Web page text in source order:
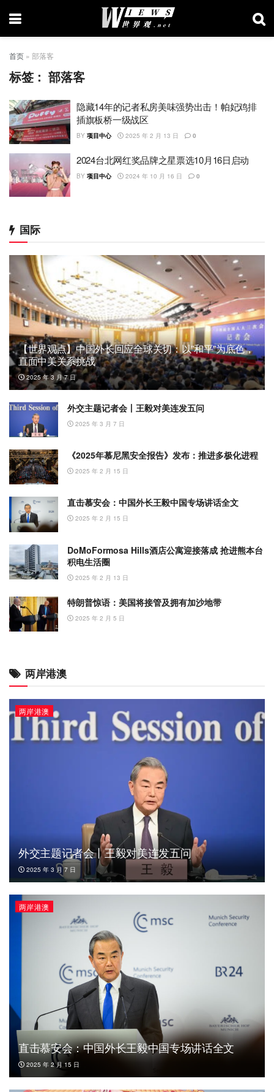
首页 » 部落客
标签：部落客
隐藏14年的记者私房美味强势出击！帕妃鸡排
插旗板桥一级战区
BY 项目中心 2025 年 2 月 13 日 0
2024台北网红奖品牌之星票选10月16日启动
BY 项目中心 2024 年 10 月 16 日 0
国际
【世界观点】中国外长回应全球关切：以”和平”为底色，
直面中美关系挑战
2025 年 3 月 7 日
外交主题记者会丨王毅对美连发五问
2025 年 3 月 7 日
《2025年慕尼黑安全报告》发布：推进多极化进程
2025 年 2 月 15 日
直击慕安会：中国外长王毅中国专场讲话全文
2025 年 2 月 15 日
DoMoFormosa Hills酒店公寓迎接落成 抢进熊本台
积电生活圈
2025 年 2 月 13 日
特朗普惊语：美国将接管及拥有加沙地带
2025 年 2 月 5 日
两岸港澳
两岸港澳
外交主题记者会丨王毅对美连发五问
2025 年 3 月 7 日
两岸港澳
直击慕安会：中国外长王毅中国专场讲话全文
2025 年 2 月 15 日